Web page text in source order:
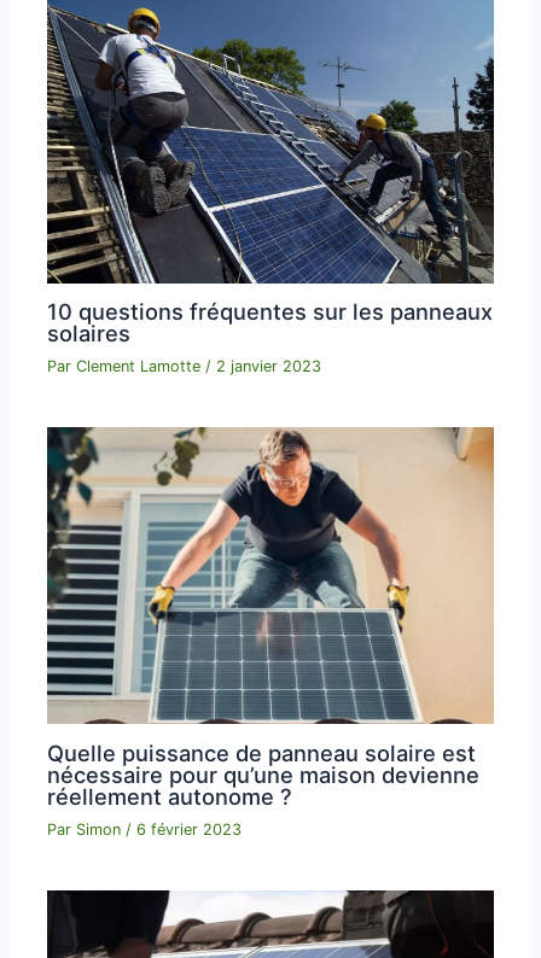
10 questions fréquentes sur les panneaux
solaires
ParClement Lamotte/ 2 janvier 2023
Quelle puissance de panneau solaire est
nécessaire pour qu’une maison devienne
réellement autonome ?
Par Simon/6 février 2023